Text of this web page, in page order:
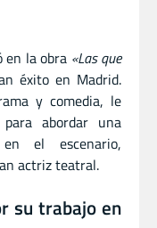
en la obra «Las que
éxito en Madrid.
y comedia, le
abordar una
el escenario,
actriz teatral.
su trabajo en